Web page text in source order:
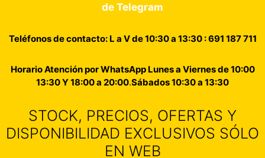
de Telegram
Teléfonos de contacto: L a V de 10:30 a 13:30 : 691 187 711
Horario Atención por WhatsApp Lunes a Viernes de 10:00
13:30 Y 18:00 a 20:00.Sábados 10:30 a 13:30
STOCK, PRECIOS, OFERTAS Y
DISPONIBILIDAD EXCLUSIVOS SÓLO
EN WEB